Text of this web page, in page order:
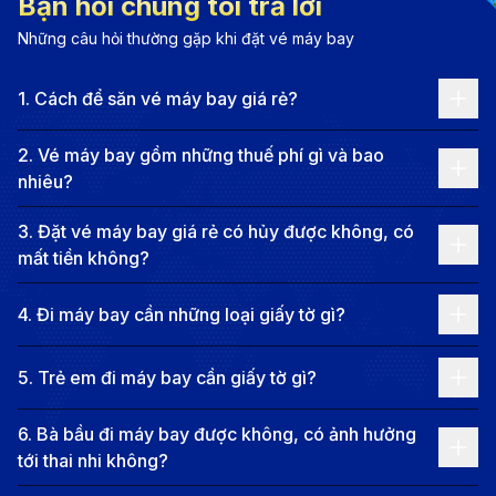
Moscow
Các tuyến bay phổ biến từ Phú Quốc đến
Hiện tại, không có chuyến bay thẳng từ Phú Quốc
đến Moscow. Bạn sẽ cần nối chuyến qua các thành
phố lớn như TP.HCM, Hà Nội, Dubai, hoặc các thành
phố lớn khác tại Trung Quốc,..Các chuyến bay nối
chuyến có cước vé dao động từ 12,000,000 VND đến
hơn 30,000,000 VND, và tổng thời gian bay ước tính
khoảng từ 18 giờ đến hơn 25 giờ, có thể kéo dài hơn
nếu thời gian quá cảnh dài, tùy thuộc vào hãng hàng
không và điểm quá cảnh cụ thể.
Các hãng hàng không khai thác chuyến
Những câu hỏi thường gặp khi đặt vé máy bay
1. Cách để săn vé máy bay giá rẻ?
2. Vé máy bay gồm những thuế phí gì và bao
nhiêu?
3. Đặt vé máy bay giá rẻ có hủy được không, có
mất tiền không?
4. Đi máy bay cần những loại giấy tờ gì?
5. Trẻ em đi máy bay cần giấy tờ gì?
6. Bà bầu đi máy bay được không, có ảnh hưởng
tới thai nhi không?